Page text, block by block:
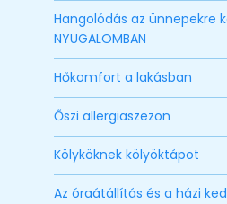
Hangolódás az ünnepekre
NYUGALOMBAN
Hőkomfort a lakásban
Őszi allergiaszezon
Kölyköknek kölyöktápot
Az óraátállítás és a házi